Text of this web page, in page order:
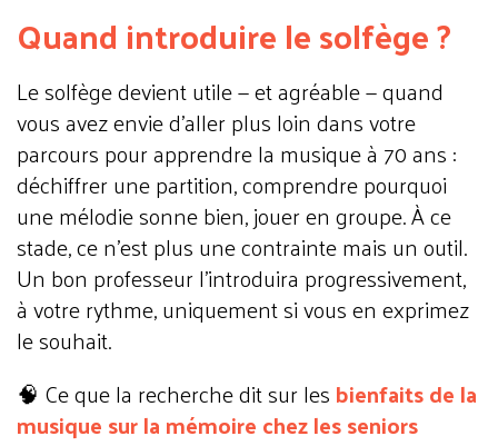
Quand introduire le solfège ?
Le solfège devient utile — et agréable — quand
vous avez envie d'aller plus loin dans votre
parcours pour apprendre la musique à 70 ans :
déchiffrer une partition, comprendre pourquoi
une mélodie sonne bien, jouer en groupe. À ce
stade, ce n'est plus une contrainte mais un outil.
Un bon professeur l'introduira progressivement,
à votre rythme, uniquement si vous en exprimez
le souhait.
🧠 Ce que la recherche dit sur lesbienfaits de la
musique sur la mémoire chez les seniors